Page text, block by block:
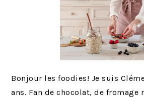
Bonjour les foodies! Je suis
ans. Fan de chocolat, de fromage